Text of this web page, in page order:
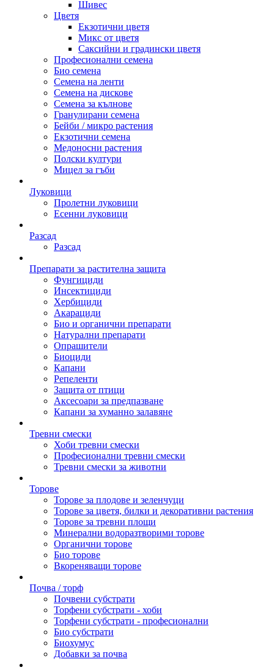
Шивес
Цветя
Екзотични цветя
Микс от цветя
Саксийни и градински цветя
Професионални семена
Био семена
Семена на ленти
Семена на дискове
Семена за кълнове
Гранулирани семена
Бейби / микро растения
Екзотични семена
Медоносни растения
Полски култури
Мицел за гъби
Луковици
Пролетни луковици
Есенни луковици
Разсад
Разсад
Препарати за растителна защита
Фунгициди
Инсектициди
Хербициди
Акарациди
Био и органични препарати
Натурални препарати
Опрашители
Биоциди
Капани
Репеленти
Защита от птици
Аксесоари за предпазване
Капани за хуманно залавяне
Тревни смески
Хоби тревни смески
Професионални тревни смески
Тревни смески за животни
Торове
Торове за плодове и зеленчуци
Торове за цветя, билки и декоративни растения
Торове за тревни площи
Минерални водоразтворими торове
Органични торове
Био торове
Вкореняващи торове
Почва / торф
Почвени субстрати
Торфени субстрати - хоби
Торфени субстрати - професионални
Био субстрати
Биохумус
Добавки за почва